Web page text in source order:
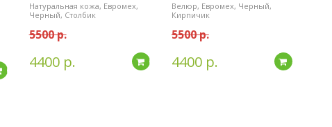
Подробнее
Натуральная кожа, Евромех,
Черный, Столбик
5500 р.
4400 р. Подробнее
Велюр, Евромех, Черный,
Кирпичик
5500 р.
4400 р.